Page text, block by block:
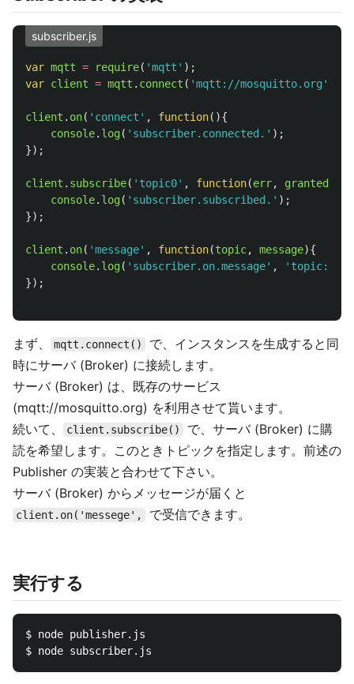
subscriber.js
var mqtt = require( 'mqtt ' );
var client = mqtt . connect ( 'mqtt://mosquitto.org '
client . on( ' connect ' , function(){
console. log( ' subscriber.connected. ' );
});
client . subscribe( ' topic0' , function(err, granted
console. log( ' subscriber.subscribed. ' );
});
client . on( 'message' , function(topic, message){
console. log( ' subscriber.on.message' , ' topic:
});
まず、 mqtt.connect()
で、インスタンスを生成すると同
時にサーバ (Broker) に接続します。
サーバ (Broker) は、既存のサービス
(mqtt://mosquitto.org) を利用させて貰います。
続いて、
client.subscribe()
で、サーバ (Broker) に購
読を希望します。このときトピックを指定します。前述の
Publisher の実装と合わせて下さい。
サーバ (Broker) からメッセージが届くと
client.on('messege', で受信できます。
実行する
$ node publisher.js